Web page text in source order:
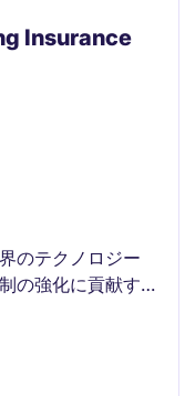
Insurance
のテクノロジー
の強化に貢献す